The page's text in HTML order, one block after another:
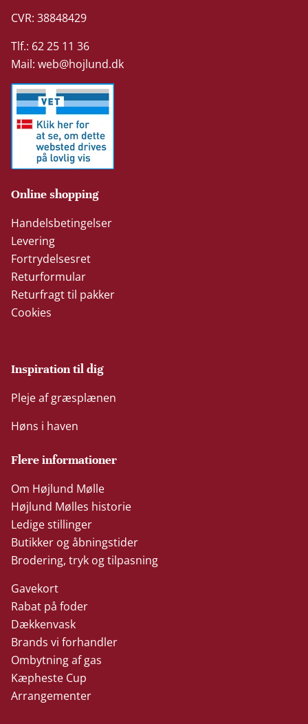
CVR: 38848429
Tlf.: 62 25 11 36
Mail:web@hojlund.dk
Online shopping
Handelsbetingelser
Levering
Fortrydelsesret
Returformular
Returfragt til pakker
Cookies
Inspiration til dig
Pleje af græsplænen
Høns i haven
Flere informationer
Om Højlund Mølle
Højlund Mølles historie
Ledige stillinger
Butikker og åbningstider
Brodering, tryk og tilpasning
Gavekort
Rabat på foder
Dækkenvask
Brands vi forhandler
Ombytning af gas
Kæpheste Cup
Arrangementer